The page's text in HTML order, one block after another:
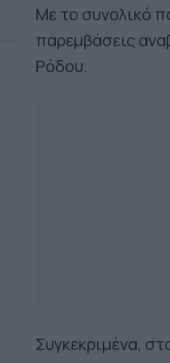
Με το συνολικό
παρεμβάσεις
Ρόδου.
Συγκεκριμένα,